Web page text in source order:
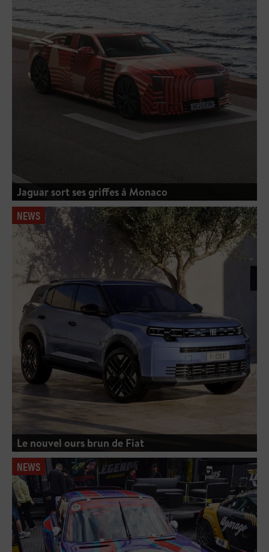
Jaguar sort ses griffes à Monaco
NEWS
Le nouvel ours brun de Fiat
NEWS